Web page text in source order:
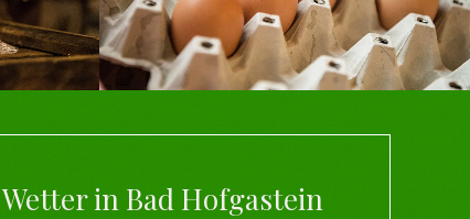
Wetter in Bad Hofgastein